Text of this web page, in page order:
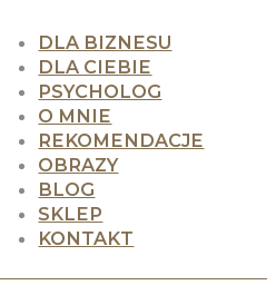
DLA BIZNESU
DLA CIEBIE
PSYCHOLOG
O MNIE
REKOMENDACJE
OBRAZY
BLOG
SKLEP
KONTAKT